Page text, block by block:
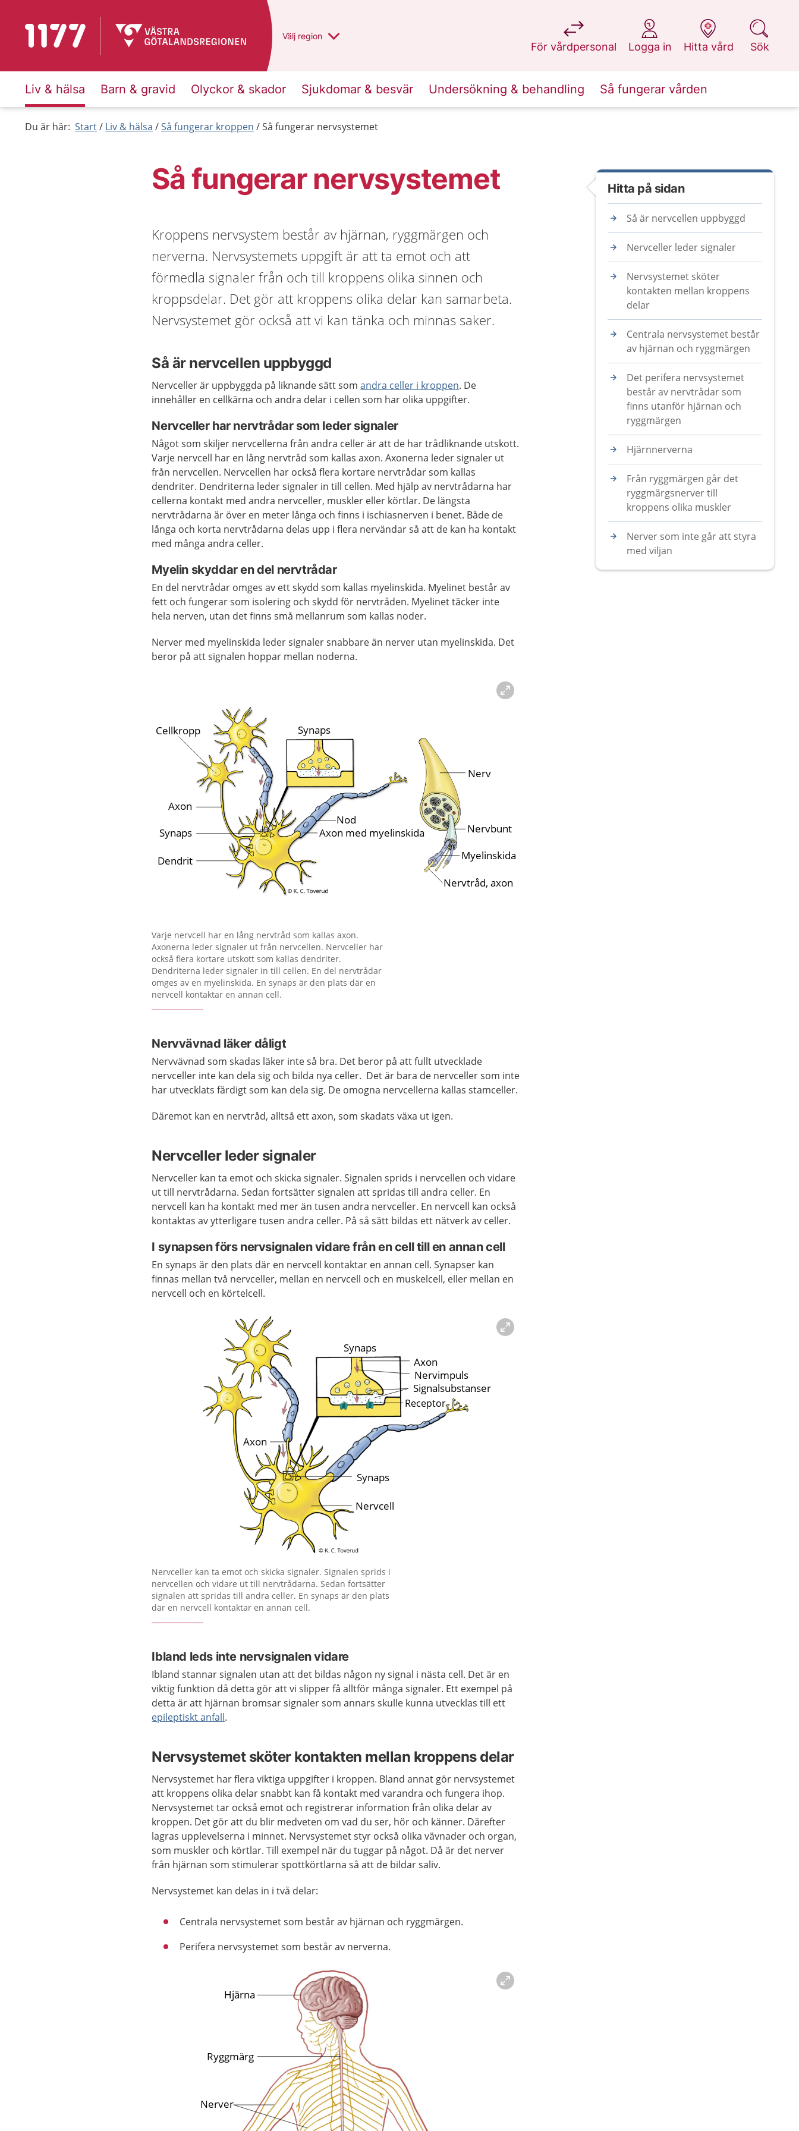
Till startsidan för 1177 Du har valt region
Välj en annan
region
För vårdpersonal
på 1177.se
Logga in
på 1177.se
Hitta vård
på 1177.se
Sök
på 1177.se
Liv & hälsa Barn & gravid Olyckor & skador Sjukdomar & besvär Undersökning & behandling Så fungerar vården
Du är här: Start Liv & hälsa Så fungerar kroppen Så fungerar nervsystemet
Så fungerar nervsystemet
Kroppens nervsystem består av hjärnan, ryggmärgen och
nerverna. Nervsystemets uppgift är att ta emot och att
förmedla signaler från och till kroppens olika sinnen och
kroppsdelar. Det gör att kroppens olika delar kan samarbeta.
Nervsystemet gör också att vi kan tänka och minnas saker.
Så är nervcellen uppbyggd
Nervceller är uppbyggda på liknande sätt somandra celler i kroppen. De
innehåller en cellkärna och andra delar i cellen som har olika uppgifter.
Nervceller har nervtrådar som leder signaler
Något som skiljer nervcellerna från andra celler är att de har trådliknande utskott.
Varje nervcell har en lång nervtråd som kallas axon. Axonerna leder signaler ut
från nervcellen. Nervcellen har också flera kortare nervtrådar som kallas
dendriter. Dendriterna leder signaler in till cellen. Med hjälp av nervtrådarna har
cellerna kontakt med andra nervceller, muskler eller körtlar. De längsta
nervtrådarna är över en meter långa och finns i ischiasnerven i benet. Både de
långa och korta nervtrådarna delas upp i flera nervändar så att de kan ha kontakt
med många andra celler.
Myelin skyddar en del nervtrådar
En del nervtrådar omges av ett skydd som kallas myelinskida. Myelinet består av
fett och fungerar som isolering och skydd för nervtråden. Myelinet täcker inte
hela nerven, utan det finns små mellanrum som kallas noder.
Nerver med myelinskida leder signaler snabbare än nerver utan myelinskida. Det
beror på att signalen hoppar mellan noderna.
Förstora bilden
Varje nervcell har en lång nervtråd som kallas axon.
Axonerna leder signaler ut från nervcellen. Nervceller har
också flera kortare utskott som kallas dendriter.
Dendriterna leder signaler in till cellen. En del nervtrådar
omges av en myelinskida. En synaps är den plats där en
nervcell kontaktar en annan cell.
Nervvävnad läker dåligt
Nervvävnad som skadas läker inte så bra. Det beror på att fullt utvecklade
nervceller inte kan dela sig och bilda nya celler. Det är bara de nervceller som inte
har utvecklats färdigt som kan dela sig. De omogna nervcellerna kallas stamceller.
Däremot kan en nervtråd, alltså ett axon, som skadats växa ut igen.
Nervceller leder signaler
Nervceller kan ta emot och skicka signaler. Signalen sprids i nervcellen och vidare
ut till nervtrådarna. Sedan fortsätter signalen att spridas till andra celler. En
nervcell kan ha kontakt med mer än tusen andra nervceller. En nervcell kan också
kontaktas av ytterligare tusen andra celler. På så sätt bildas ett nätverk av celler.
I synapsen förs nervsignalen vidare från en cell till en annan cell
En synaps är den plats där en nervcell kontaktar en annan cell. Synapser kan
finnas mellan två nervceller, mellan en nervcell och en muskelcell, eller mellan en
nervcell och en körtelcell.
Förstora bilden
Nervceller kan ta emot och skicka signaler. Signalen sprids i
nervcellen och vidare ut till nervtrådarna. Sedan fortsätter
signalen att spridas till andra celler. En synaps är den plats
där en nervcell kontaktar en annan cell.
Ibland leds inte nervsignalen vidare
Ibland stannar signalen utan att det bildas någon ny signal i nästa cell. Det är en
viktig funktion då detta gör att vi slipper få alltför många signaler. Ett exempel på
detta är att hjärnan bromsar signaler som annars skulle kunna utvecklas till ett
epileptiskt anfall.
Nervsystemet sköter kontakten mellan kroppens delar
Nervsystemet har flera viktiga uppgifter i kroppen. Bland annat gör nervsystemet
att kroppens olika delar snabbt kan få kontakt med varandra och fungera ihop.
Nervsystemet tar också emot och registrerar information från olika delar av
kroppen. Det gör att du blir medveten om vad du ser, hör och känner. Därefter
lagras upplevelserna i minnet. Nervsystemet styr också olika vävnader och organ,
som muskler och körtlar. Till exempel när du tuggar på något. Då är det nerver
från hjärnan som stimulerar spottkörtlarna så att de bildar saliv.
Nervsystemet kan delas in i två delar:
Centrala nervsystemet som består av hjärnan och ryggmärgen.
Perifera nervsystemet som består av nerverna.
Hitta på sidan
Så är nervcellen uppbyggd
Nervceller leder signaler
Nervsystemet sköter
kontakten mellan kroppens
delar
Centrala nervsystemet består
av hjärnan och ryggmärgen
Det perifera nervsystemet
består av nervtrådar som
finns utanför hjärnan och
ryggmärgen
Hjärnnerverna
Från ryggmärgen går det
ryggmärgsnerver till
kroppens olika muskler
Nerver som inte går att styra
med viljan